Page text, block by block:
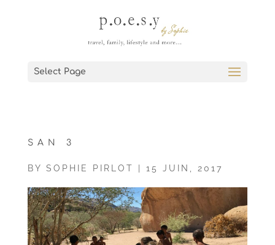
Select Page
SAN 3
BY SOPHIE PIRLOT 15 JUIN, 2017